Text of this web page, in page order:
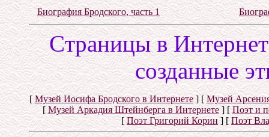
Биография Бродского, часть 1
Cтраницы в
созданные
[Музей Иосифа Бродского в Интернете] [Музей
[Музей Аркадия Штейнберга в Интернете] [ Поэт и
[Поэт Григорий Корин] [Поэт